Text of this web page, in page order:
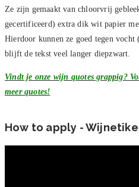
Ze zijn gemaakt van chloorvrij
gecertificeerd) extra dik wit papier
Hierdoor kunnen ze goed tegen
blijft de tekst veel langer diepzwart.
Vindt je onze wijn quotes grappig?
meer quotes!
How to apply -